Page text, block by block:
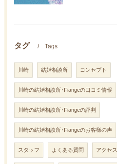
タグ Tags
川崎 結婚相談所 コンセプト
川崎の結婚相談所･Fiangeの口コミ情報
川崎の結婚相談所･Fiangeの評判
川崎の結婚相談所･Fiangeのお客様の声
スタッフ よくある質問 アクセス